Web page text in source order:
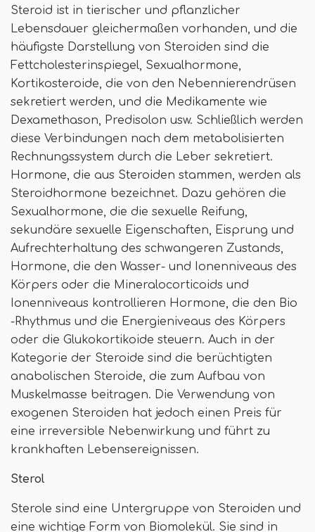
Steroid ist in tierischer und pflanzlicher
Lebensdauer gleichermaßen vorhanden, und die
häufigste Darstellung von Steroiden sind die
Fettcholesterinspiegel, Sexualhormone,
Kortikosteroide, die von den Nebennierendrüsen
sekretiert werden, und die Medikamente wie
Dexamethason, Predisolon usw. Schließlich werden
diese Verbindungen nach dem metabolisierten
Rechnungssystem durch die Leber sekretiert.
Hormone, die aus Steroiden stammen, werden als
Steroidhormone bezeichnet. Dazu gehören die
Sexualhormone, die die sexuelle Reifung,
sekundäre sexuelle Eigenschaften, Eisprung und
Aufrechterhaltung des schwangeren Zustands,
Hormone, die den Wasser- und Ionenniveaus des
Körpers oder die Mineralocorticoids und
Ionenniveaus kontrollieren Hormone, die den Bio
-Rhythmus und die Energieniveaus des Körpers
oder die Glukokortikoide steuern. Auch in der
Kategorie der Steroide sind die berüchtigten
anabolischen Steroide, die zum Aufbau von
Muskelmasse beitragen. Die Verwendung von
exogenen Steroiden hat jedoch einen Preis für
eine irreversible Nebenwirkung und führt zu
krankhaften Lebensereignissen.
Sterol
Sterole sind eine Untergruppe von Steroiden und
eine wichtige Form von Biomolekül. Sie sind in